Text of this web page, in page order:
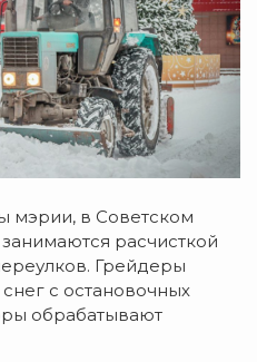
мэрии, в Советском
расчисткой
Грейдеры
с остановочных
обрабатывают